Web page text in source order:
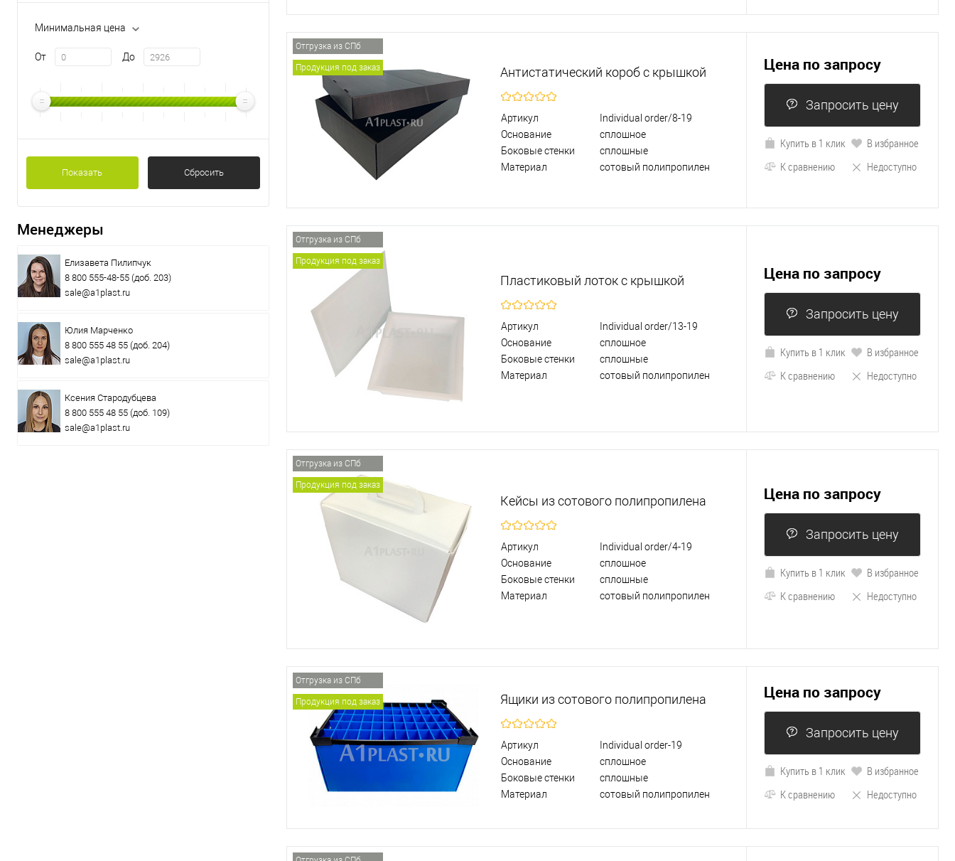
Минимальная цена
От До
Показать Сбросить
Менеджеры
Елизавета Пилипчук
8 800 555-48-55 (доб. 203)
sale@a1plast.ru
Юлия Марченко
8 800 555 48 55 (доб. 204)
sale@a1plast.ru
Ксения Стародубцева
8 800 555 48 55 (доб. 109)
sale@a1plast.ru
Отгрузка из СПб
Продукция под заказ Антистатический короб с крышкой
Артикул
Individual order/8-19
Основание
сплошное
Боковые стенки
сплошные
Материал
сотовый полипропилен
Цена по запросу
Запросить цену
Купить в 1 клик
В избранное
К сравнению
Недоступно
Отгрузка из СПб
Продукция под заказ
Пластиковый лоток с крышкой
Артикул
Individual order/13-19
Основание
сплошное
Боковые стенки
сплошные
Материал
сотовый полипропилен
Цена по запросу
Запросить цену
Купить в 1 клик
В избранное
К сравнению
Недоступно
Отгрузка из СПб
Продукция под заказ
Кейсы из сотового полипропилена
Артикул
Individual order/4-19
Основание
сплошное
Боковые стенки
сплошные
Материал
сотовый полипропилен
Цена по запросу
Запросить цену
Купить в 1 клик
В избранное
К сравнению
Недоступно
Отгрузка из СПб
Продукция под заказ Ящики из сотового полипропилена
Артикул
Individual order-19
Основание
сплошное
Боковые стенки
сплошные
Материал
сотовый полипропилен
Цена по запросу
Запросить цену
Купить в 1 клик
В избранное
К сравнению
Недоступно